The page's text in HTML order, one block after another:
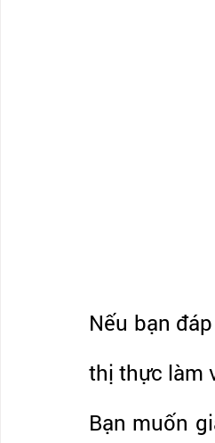
Nếu bạn
thị thực làm
Bạn muốn